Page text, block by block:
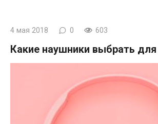
4 мая 2018 0 603
Какие наушники выбрать для